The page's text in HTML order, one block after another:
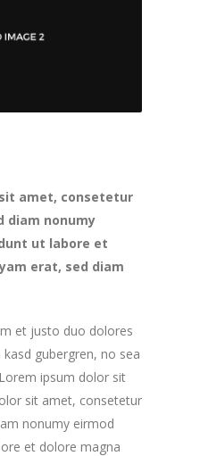
amet, consetetur
diam nonumy
ut labore et
erat, sed diam
et justo duo dolores
gubergren, no sea
ipsum dolor sit
sit amet, consetetur
nonumy eirmod
et dolore magna